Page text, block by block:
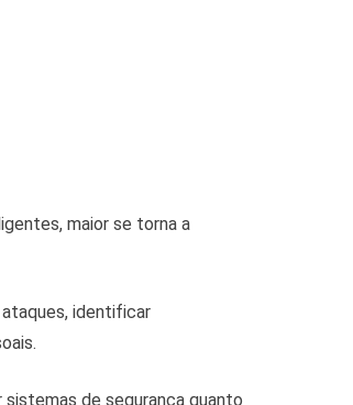
maior se torna a
identificar
de segurança quanto